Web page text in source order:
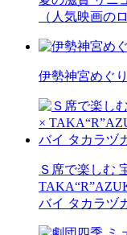
（人気映画の
伊勢神宮めぐり
Ｓ席で楽しむ
バイ タカラヅ